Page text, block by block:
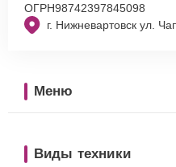
г. Нижневартовск ул.
ОГРН98742397845098
Меню
Виды техники